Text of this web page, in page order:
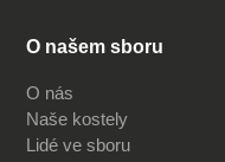
O našem sboru
O nás
Naše kostely
Lidé ve sboru